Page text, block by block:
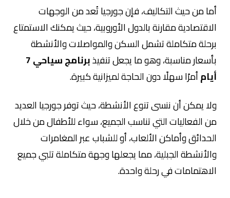
أما من حيث التكاليف، فإن جورجيا تُعد من الوجهات
الاقتصادية مقارنة بالدول الأوروبية، حيث يمكنك الاستمتاع
برحلة متكاملة تشمل السكن والمواصلات والأنشطة
بأسعار مناسبة، وهو ما يجعل تنفيذ
برنامج سياحي 7
أيامأمرًا سهلًا دون الحاجة لميزانية كبيرة.
ولا يمكن أن ننسى تنوع الأنشطة، حيث توفر جورجيا العديد
من الفعاليات التي تناسب الجميع، سواء للأطفال من خلال
الحدائق وأماكن الألعاب، أو للشباب عبر المغامرات
والأنشطة الجبلية، مما يجعلها وجهة متكاملة تلبي جميع
الاهتمامات في رحلة واحدة.